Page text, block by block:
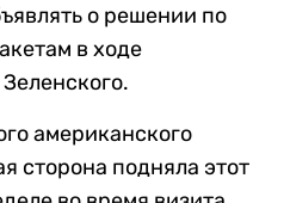
о решении по
в ходе
американского
сторона подняла этот